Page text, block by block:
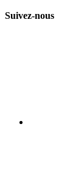
Suivez-nous